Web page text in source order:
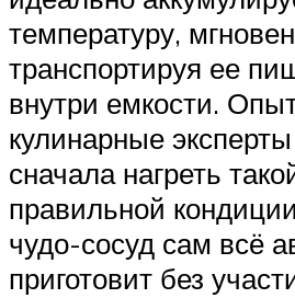
температуру,
транспортируя ее
внутри емкости.
кулинарные
сначала нагреть
правильной
чудо-сосуд сам всё
приготовит без